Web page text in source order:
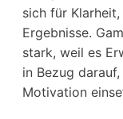
sich für
Ergebnisse.
stark, weil es
in Bezug
Motivation